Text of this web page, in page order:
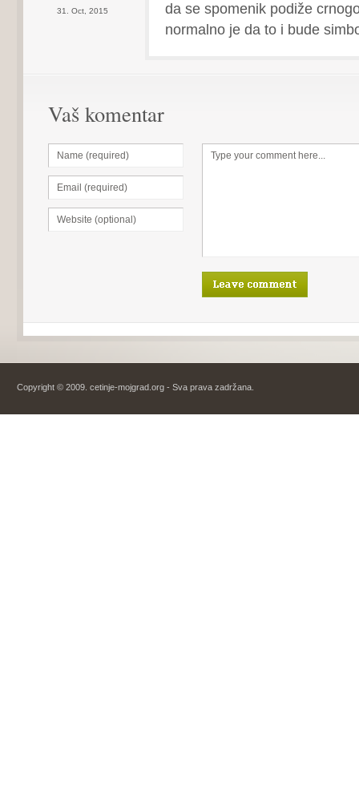
31. Oct, 2015
da se spomenik podiže
normalno je da to i bude
Vaš komentar
Copyright © 2009. cetinje-mojgrad.org - Sva prava zadržana.